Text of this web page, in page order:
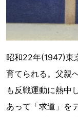
昭和22年(1947)東
育てられる。父親
も反戦運動に熱中
あって「求道」を